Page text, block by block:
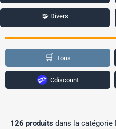
🧩 Divers
🛒 Tous
Cdiscount
126 produits dans la catégorie